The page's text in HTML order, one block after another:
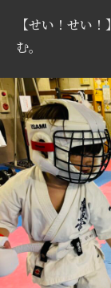
【せい！せい
む。